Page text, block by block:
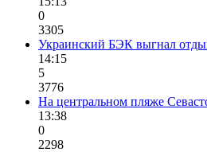
0
3305
Украинский БЭК выгнал
14:15
5
3776
На центральном пляже
13:38
0
2298